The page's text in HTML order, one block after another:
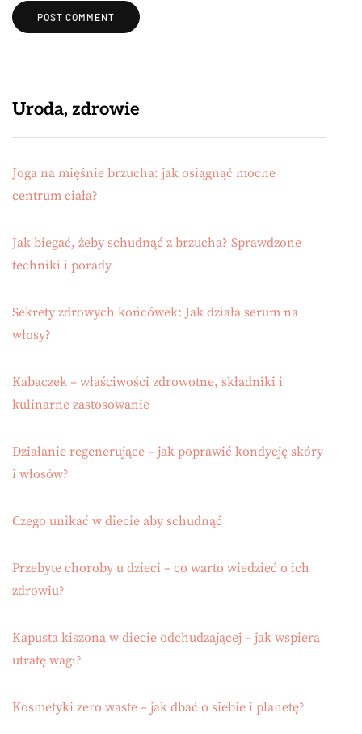
Uroda, zdrowie
Joga na mięśnie brzucha: jak osiągnąć mocne
centrum ciała?
Jak biegać, żeby schudnąć z brzucha? Sprawdzone
techniki i porady
Sekrety zdrowych końcówek: Jak działa serum na
włosy?
Kabaczek – właściwości zdrowotne, składniki i
kulinarne zastosowanie
Działanie regenerujące – jak poprawić kondycję skóry
i włosów?
Czego unikać w diecie aby schudnąć
Przebyte choroby u dzieci – co warto wiedzieć o ich
zdrowiu?
Kapusta kiszona w diecie odchudzającej – jak wspiera
utratę wagi?
Kosmetyki zero waste – jak dbać o siebie i planetę?